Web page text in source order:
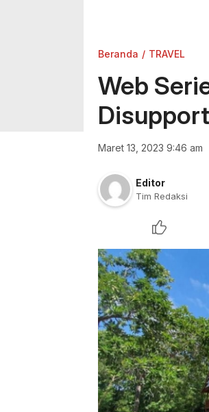
Beranda TRAVEL
Web
Maret 13, 2023 9:46 am
Editor
Tim Redaksi